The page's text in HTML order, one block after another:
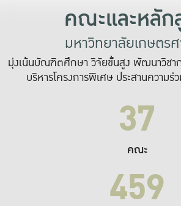
คณะและหลั
มหาวิทยาลัยเกษตร
มุ่งเน้นบัณฑิตศึกษา วิจัยขั้นสูง พัฒนาวิชา
บริหารโครงการพิเศษ ประสานความ
37
คณะ
459